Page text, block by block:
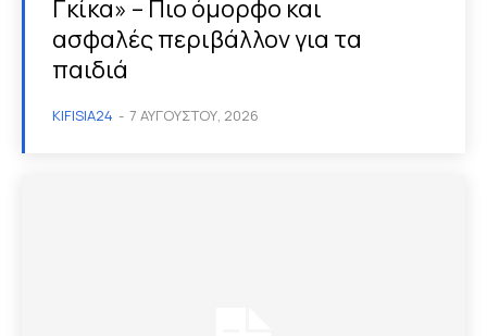
Γκίκα» – Πιο όμορφο και
ασφαλές περιβάλλον για τα
παιδιά
KIFISIA24 - 7 ΑΥΓΟΎΣΤΟΥ, 2026